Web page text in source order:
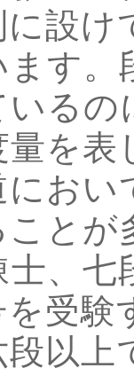
設け
ます。
いるの
量を
おい
とが
士、七
受験
以上